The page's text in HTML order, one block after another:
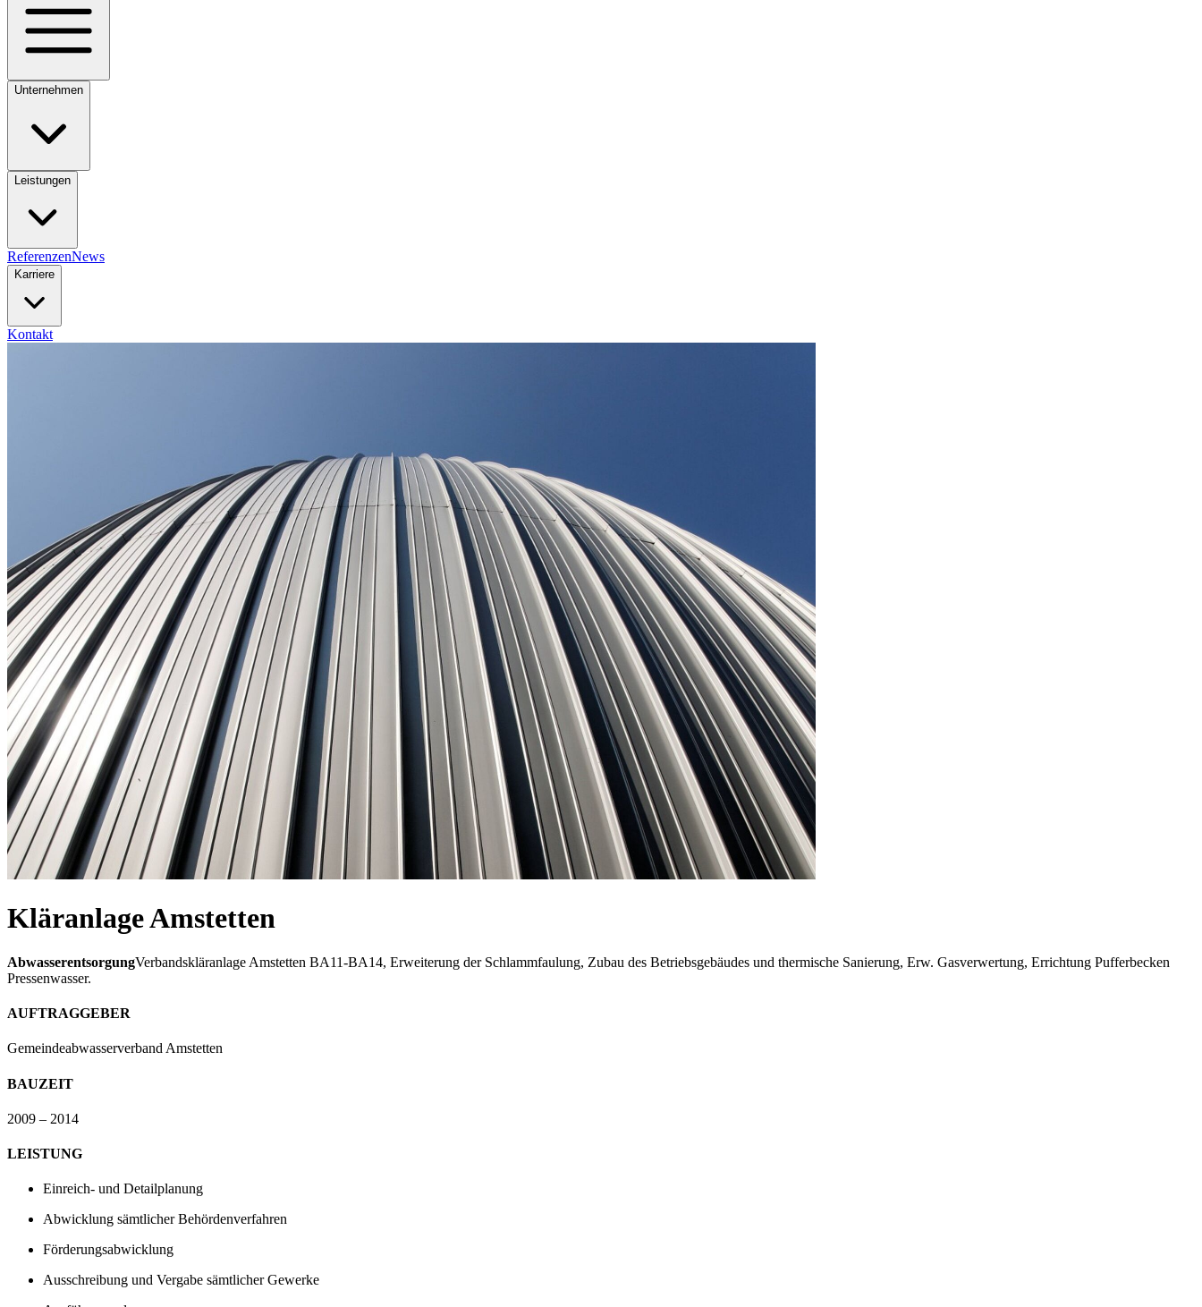
Unternehmen
Leistungen
ReferenzenNews
Karriere
Kontakt
Kläranlage Amstetten
AbwasserentsorgungVerbandskläranlage Amstetten BA11-BA14, Erweiterung der Schlammfaulung, Zubau des Betriebsgebäudes und thermische Sanierung, Erw. Gasverwertung, Errichtung Pufferbecken
Pressenwasser.
AUFTRAGGEBER
Gemeindeabwasserverband Amstetten
BAUZEIT
2009 – 2014
LEISTUNG
Einreich- und Detailplanung
Abwicklung sämtlicher Behördenverfahren
Förderungsabwicklung
Ausschreibung und Vergabe sämtlicher Gewerke